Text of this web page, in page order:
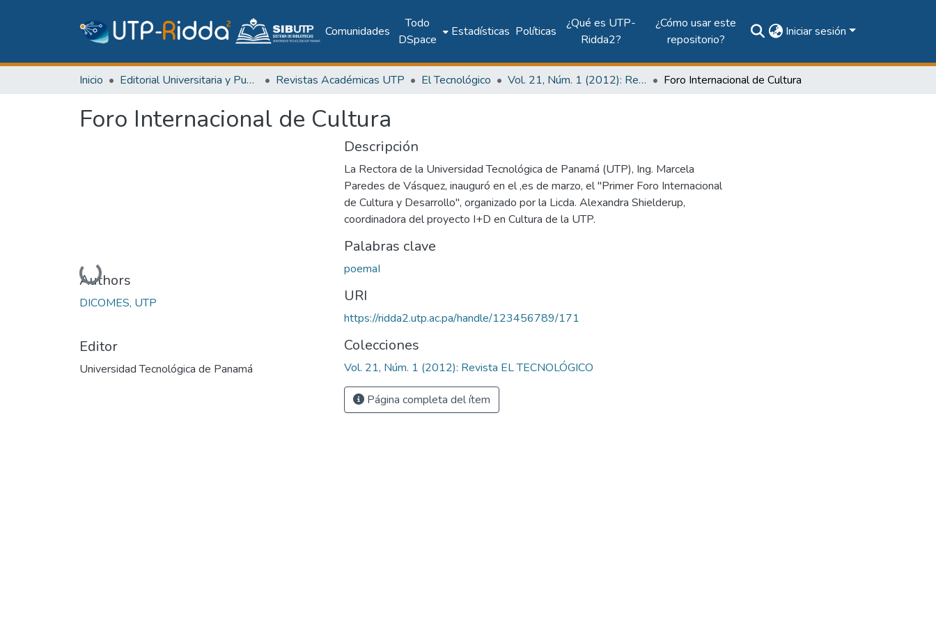
Comunidades
Todo
DSpace
Estadísticas Políticas
¿Qué es UTP-
Ridda2?
¿Cómo usar este
repositorio?
Iniciar sesión
Inicio Editorial Universitaria y Publicaciones Seriadas Revistas Académicas UTP El Tecnológico Vol. 21, Núm. 1 (2012): Revista EL TECNOLÓGICO Foro Internacional de Cultura
Foro Internacional de Cultura
Cargando...
Authors
DICOMES, UTP
Editor
Universidad Tecnológica de Panamá
Descripción
La Rectora de la Universidad Tecnológica de Panamá (UTP), Ing. Marcela
Paredes de Vásquez, inauguró en el ,es de marzo, el "Primer Foro Internacional
de Cultura y Desarrollo", organizado por la Licda. Alexandra Shielderup,
coordinadora del proyecto I+D en Cultura de la UTP.
Palabras clave
poemaI
URI
https://ridda2.utp.ac.pa/handle/123456789/171
Colecciones
Vol. 21, Núm. 1 (2012): Revista EL TECNOLÓGICO
Página completa del ítem